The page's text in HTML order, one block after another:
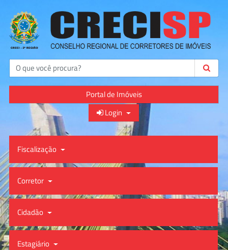
Buscar
Portal de Imóveis
Login
Fiscalização
Corretor
Cidadão
Estagiário